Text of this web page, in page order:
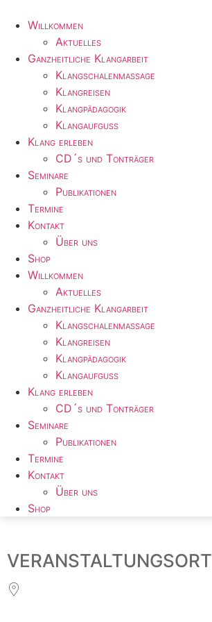
Inhalt
wechseln
Willkommen
Aktuelles
Ganzheitliche Klangarbeit
Klangschalenmassage
Klangreisen
Klangpädagogik
Klangaufguss
Klang erleben
CD´s und Tonträger
Seminare
Publikationen
Termine
Kontakt
Über uns
Shop
Willkommen
Aktuelles
Ganzheitliche Klangarbeit
Klangschalenmassage
Klangreisen
Klangpädagogik
Klangaufguss
Klang erleben
CD´s und Tonträger
Seminare
Publikationen
Termine
Kontakt
Über uns
Shop
VERANSTALTUNGSORT